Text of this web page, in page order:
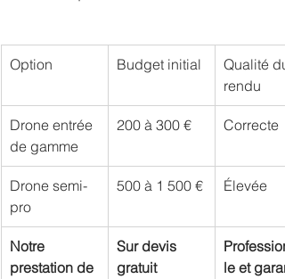
Option Budget initial
Qualité du
rendu
Drone entrée
de gamme
200 à 300 € Correcte
Drone semi-
pro
500 à 1 500 € Élevée
Notre
prestation de
Sur devis
gratuit
le et